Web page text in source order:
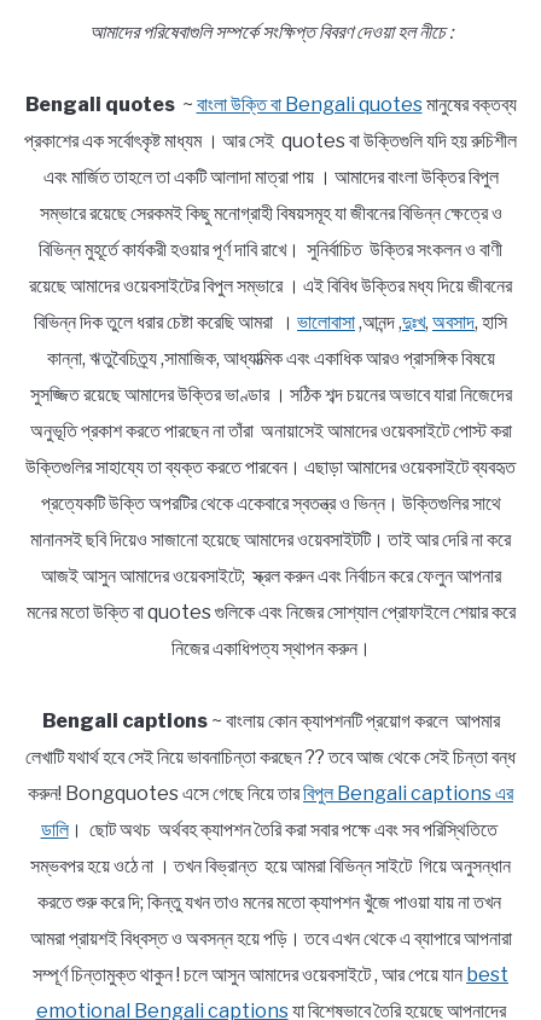
আমাদের পরিষেবাগুলি সম্পর্কে সংক্ষিপ্ত বিবরণ দেওয়া হল নীচে :
Bengali quotes~ বাংলা উক্তি বা Bengali quotesমানুষের বক্তব্য
প্রকাশের এক সর্বোৎকৃষ্ট মাধ্যম । আর সেই quotes বা উক্তিগুলি যদি হয় রুচিশীল
এবং মার্জিত তাহলে তা একটি আলাদা মাত্রা পায় । আমাদের বাংলা উক্তির বিপুল
সম্ভারে রয়েছে সেরকমই কিছু মনোগ্রাহী বিষয়সমূহ যা জীবনের বিভিন্ন ক্ষেত্রে ও
বিভিন্ন মুহূর্তে কার্যকরী হওয়ার পূর্ণ দাবি রাখে। সুনির্বাচিত উক্তির সংকলন ও বাণী
রয়েছে আমাদের ওয়েবসাইটের বিপুল সম্ভারে । এই বিবিধ উক্তির মধ্য দিয়ে জীবনের
বিভিন্ন দিক তুলে ধরার চেষ্টা করেছি আমরা । ভালোবাসা,আনন্দ ,দুঃখ, অবসাদ, হাসি
কান্না, ঋতুবৈচিত্র্য ,সামাজিক, আধ্যাত্মিক এবং একাধিক আরও প্রাসঙ্গিক বিষয়ে
সুসজ্জিত রয়েছে আমাদের উক্তির ভাণ্ডার । সঠিক শব্দ চয়নের অভাবে যারা নিজেদের
অনুভূতি প্রকাশ করতে পারছেন না তাঁরা অনায়াসেই আমাদের ওয়েবসাইটে পোস্ট করা
উক্তিগুলির সাহায্যে তা ব্যক্ত করতে পারবেন। এছাড়া আমাদের ওয়েবসাইটে ব্যবহৃত
প্রত্যেকটি উক্তি অপরটির থেকে একেবারে স্বতন্ত্র ও ভিন্ন। উক্তিগুলির সাথে
মানানসই ছবি দিয়েও সাজানো হয়েছে আমাদের ওয়েবসাইটটি। তাই আর দেরি না করে
আজই আসুন আমাদের ওয়েবসাইটে; স্ক্রল করুন এবং নির্বাচন করে ফেলুন আপনার
মনের মতো উক্তি বা quotes গুলিকে এবং নিজের সোশ্যাল প্রোফাইলে শেয়ার করে
নিজের একাধিপত্য স্থাপন করুন।
Bengali captions~ বাংলায় কোন ক্যাপশনটি প্রয়োগ করলে আপমার
লেখাটি যথার্থ হবে সেই নিয়ে ভাবনাচিন্তা করছেন ?? তবে আজ থেকে সেই চিন্তা বন্ধ
করুন! Bongquotes এসে গেছে নিয়ে তারবিপুল Bengali captions এর
ডালি। ছোট অথচ অর্থবহ ক্যাপশন তৈরি করা সবার পক্ষে এবং সব পরিস্থিতিতে
সম্ভবপর হয়ে ওঠে না । তখন বিভ্রান্ত হয়ে আমরা বিভিন্ন সাইটে গিয়ে অনুসন্ধান
করতে শুরু করে দি; কিন্তু যখন তাও মনের মতো ক্যাপশন খুঁজে পাওয়া যায় না তখন
আমরা প্রায়শই বিধ্বস্ত ও অবসন্ন হয়ে পড়ি। তবে এখন থেকে এ ব্যাপারে আপনারা
সম্পূর্ণ চিন্তামুক্ত থাকুন ! চলে আসুন আমাদের ওয়েবসাইটে , আর পেয়ে যান best
emotional Bengali captionsযা বিশেষভাবে তৈরি হয়েছে আপনাদের